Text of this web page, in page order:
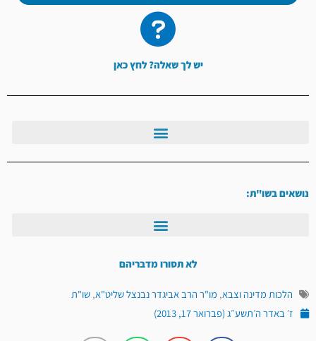
יש לך שאלה? לחץ כאן
נושאים בשו"ת:
לא תסורו מדבריהם
הלכות מדינה וצבא, מו"ר הרב אביגדר נבנצל שליט"א, שו"ת
ז׳ באדר ה׳תשע״ג (פברואר 17, 2013)